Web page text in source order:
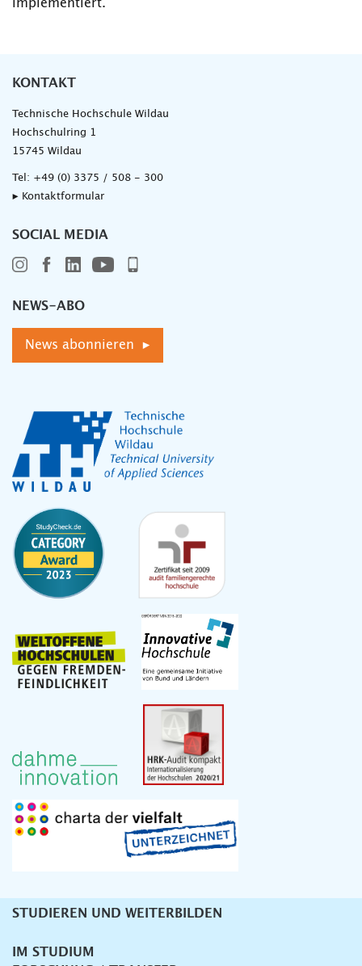
implementiert.
KONTAKT
Technische Hochschule Wildau
Hochschulring 1
15745 Wildau
Tel: +49 (0) 3375 / 508 - 300
▸ Kontaktformular
SOCIAL MEDIA
NEWS-ABO
News abonnieren ▸
Unternavigation
STUDIEREN UND WEITERBILDEN
IM STUDIUM